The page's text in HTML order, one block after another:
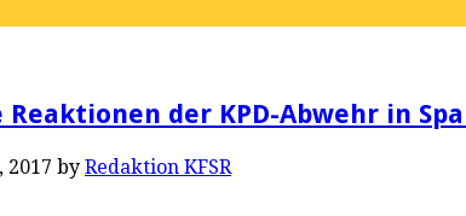
der KPD-Abwehr in
2017 by Redaktion KFSR